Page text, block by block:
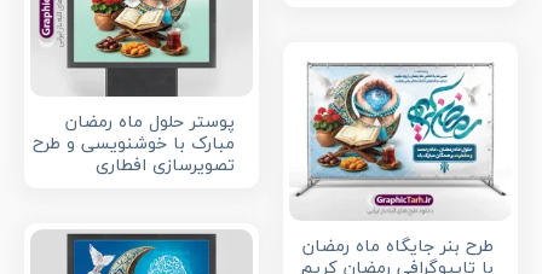
پوستر حلول ماه رمضان
مبارک با خوشنویسی و طرح
تصویرسازی افطاری
طرح بنر جایگاه ماه رمضان
با تایپوگرافی رمضان کریم